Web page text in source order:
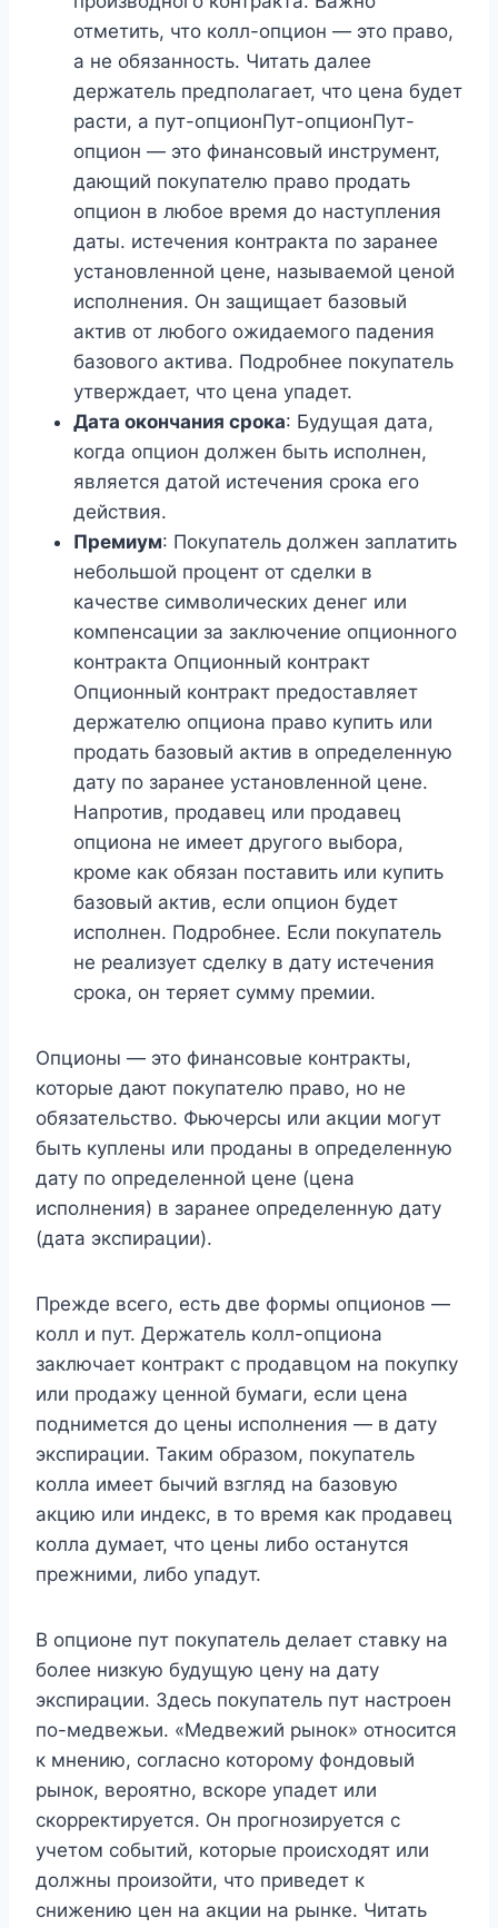
отметить, что колл-опцион — это право,
а не обязанность. Читать далее
держатель предполагает, что цена будет
расти, а пут-опционПут-опционПут-
опцион — это финансовый инструмент,
дающий покупателю право продать
опцион в любое время до наступления
даты. истечения контракта по заранее
установленной цене, называемой ценой
исполнения. Он защищает базовый
актив от любого ожидаемого падения
базового актива. Подробнее покупатель
утверждает, что цена упадет.
Дата окончания срока: Будущая дата,
когда опцион должен быть исполнен,
является датой истечения срока его
действия.
Премиум: Покупатель должен заплатить
небольшой процент от сделки в
качестве символических денег или
компенсации за заключение опционного
контракта Опционный контракт
Опционный контракт предоставляет
держателю опциона право купить или
продать базовый актив в определенную
дату по заранее установленной цене.
Напротив, продавец или продавец
опциона не имеет другого выбора,
кроме как обязан поставить или купить
базовый актив, если опцион будет
исполнен. Подробнее. Если покупатель
не реализует сделку в дату истечения
срока, он теряет сумму премии.
Опционы — это финансовые контракты,
которые дают покупателю право, но не
обязательство. Фьючерсы или акции могут
быть куплены или проданы в определенную
дату по определенной цене (цена
исполнения) в заранее определенную дату
(дата экспирации).
Прежде всего, есть две формы опционов —
колл и пут. Держатель колл-опциона
заключает контракт с продавцом на покупку
или продажу ценной бумаги, если цена
поднимется до цены исполнения — в дату
экспирации. Таким образом, покупатель
колла имеет бычий взгляд на базовую
акцию или индекс, в то время как продавец
колла думает, что цены либо останутся
прежними, либо упадут.
В опционе пут покупатель делает ставку на
более низкую будущую цену на дату
экспирации. Здесь покупатель пут настроен
по-медвежьи. «Медвежий рынок» относится
к мнению, согласно которому фондовый
рынок, вероятно, вскоре упадет или
скорректируется. Он прогнозируется с
учетом событий, которые происходят или
должны произойти, что приведет к
снижению цен на акции на рынке. Читать